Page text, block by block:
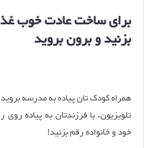
برای ساخت عادت خوب
بزنید و برون بروید
همراه کودک تان پیاده به مدرسه
تلویزیون، با فرزندتان به پیاده روی
خود و خانواده رقم بزنید!